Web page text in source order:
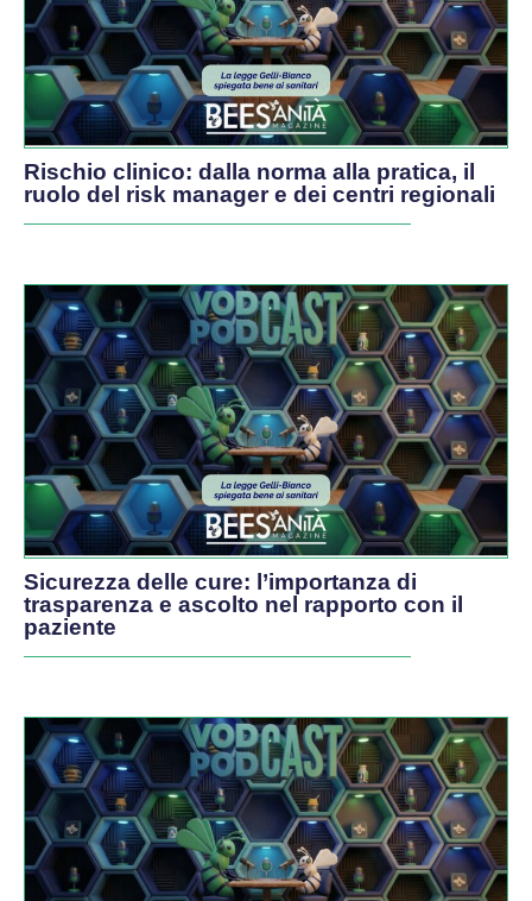
Rischio clinico: dalla norma alla pratica, il
ruolo del risk manager e dei centri regionali
Sicurezza delle cure: l’importanza di
trasparenza e ascolto nel rapporto con il
paziente